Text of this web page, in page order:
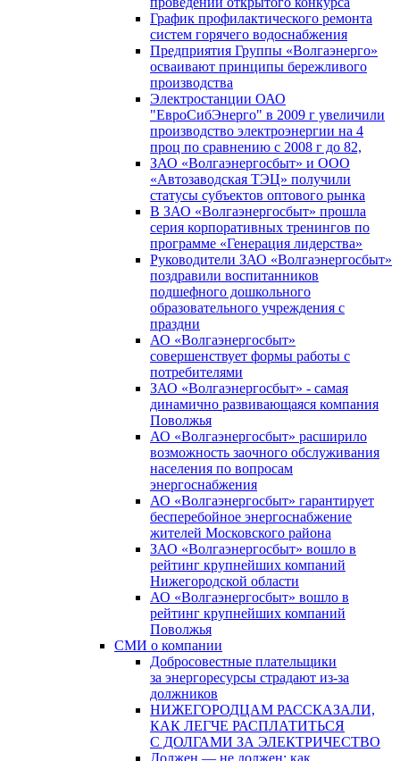
График профилактического ремонта
систем горячего водоснабжения
Предприятия Группы «Волгаэнерго»
осваивают принципы бережливого
производства
Электростанции ОАО
"ЕвроСибЭнерго" в 2009 г увеличили
производство электроэнергии на 4
проц по сравнению с 2008 г до 82,
ЗАО «Волгаэнергосбыт» и ООО
«Автозаводская ТЭЦ» получили
статусы субъектов оптового рынка
В ЗАО «Волгаэнергосбыт» прошла
серия корпоративных тренингов по
программе «Генерация лидерства»
Руководители ЗАО «Волгаэнергосбыт»
поздравили воспитанников
подшефного дошкольного
образовательного учреждения с
праздни
АО «Волгаэнергосбыт»
совершенствует формы работы с
потребителями
ЗАО «Волгаэнергосбыт» - самая
динамично развивающаяся компания
Поволжья
АО «Волгаэнергосбыт» расширило
возможность заочного обслуживания
населения по вопросам
энергоснабжения
АО «Волгаэнергосбыт» гарантирует
бесперебойное энергоснабжение
жителей Московского района
ЗАО «Волгаэнергосбыт» вошло в
рейтинг крупнейших компаний
Нижегородской области
АО «Волгаэнергосбыт» вошло в
рейтинг крупнейших компаний
Поволжья
СМИ о компании
Добросовестные плательщики
за энергоресурсы страдают из-за
должников
НИЖЕГОРОДЦАМ РАССКАЗАЛИ,
КАК ЛЕГЧЕ РАСПЛАТИТЬСЯ
С ДОЛГАМИ ЗА ЭЛЕКТРИЧЕСТВО